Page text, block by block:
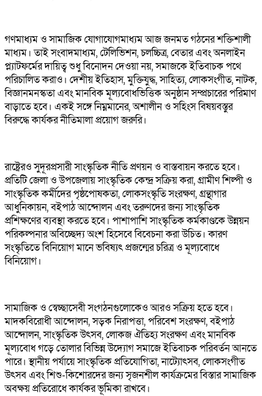
গণমাধ্যম ও সামাজিক যোগাযোগমাধ্যম আজ জনমত গঠনের শক্তিশালী
মাধ্যম। তাই সংবাদমাধ্যম, টেলিভিশন, চলচ্চিত্র, বেতার এবং অনলাইন
প্ল্যাটফর্মের দায়িত্ব শুধু বিনোদন দেওয়া নয়, সমাজকে ইতিবাচক পথে
পরিচালিত করাও। দেশীয় ইতিহাস, মুক্তিযুদ্ধ, সাহিত্য, লোকসংগীত, নাটক,
বিজ্ঞানমনস্কতা এবং মানবিক মূল্যবোধভিত্তিক অনুষ্ঠান সম্প্রচারের পরিমাণ
বাড়াতে হবে। একই সঙ্গে নিম্নমানের, অশালীন ও সহিংস বিষয়বস্তুর
বিরুদ্ধে কার্যকর নীতিমালা প্রয়োগ জরুরি।
রাষ্ট্রেরও সুদূরপ্রসারী সাংস্কৃতিক নীতি প্রণয়ন ও বাস্তবায়ন করতে হবে।
প্রতিটি জেলা ও উপজেলায় সাংস্কৃতিক কেন্দ্র সক্রিয় করা, গ্রামীণ শিল্পী ও
সাংস্কৃতিক কর্মীদের পৃষ্ঠপোষকতা, লোকসংস্কৃতি সংরক্ষণ, গ্রন্থাগার
আধুনিকায়ন, বইপাঠ আন্দোলন এবং তরুণদের জন্য সাংস্কৃতিক
প্রশিক্ষণের ব্যবস্থা করতে হবে। পাশাপাশি সাংস্কৃতিক কর্মকাণ্ডকে উন্নয়ন
পরিকল্পনার অবিচ্ছেদ্য অংশ হিসেবে বিবেচনা করা উচিত। কারণ
সংস্কৃতিতে বিনিয়োগ মানে ভবিষ্যৎ প্রজন্মের চরিত্র ও মূল্যবোধে
বিনিয়োগ।
সামাজিক ও স্বেচ্ছাসেবী সংগঠনগুলোকেও আরও সক্রিয় হতে হবে।
মাদকবিরোধী আন্দোলন, সড়ক নিরাপত্তা, পরিবেশ সংরক্ষণ, বইপাঠ
আন্দোলন, সাংস্কৃতিক উৎসব, লোকজ ঐতিহ্য সংরক্ষণ এবং মানবিক
মূল্যবোধ গড়ে তোলার বিভিন্ন উদ্যোগ সমাজে ইতিবাচক পরিবর্তন আনতে
পারে। স্থানীয় পর্যায়ে সাংস্কৃতিক প্রতিযোগিতা, নাট্যোৎসব, লোকসংগীত
উৎসব এবং শিশু-কিশোরদের জন্য সৃজনশীল কার্যক্রমের বিস্তার সামাজিক
অবক্ষয় প্রতিরোধে কার্যকর ভূমিকা রাখবে।